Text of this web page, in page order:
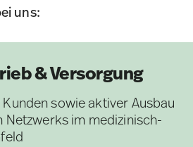
uns:
& Versorgung
sowie aktiver Ausbau
Netzwerks im medizinisch-